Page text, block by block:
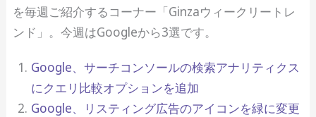
を毎週ご紹介するコーナー「Ginzaウィークリートレ
ンド」。今週はGoogleから3選です。
Google、サーチコンソールの検索アナリティクス
にクエリ比較オプションを追加
Google、リスティング広告のアイコンを緑に変更